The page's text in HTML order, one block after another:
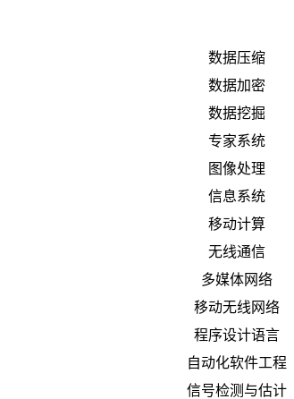
数据压缩
数据加密
数据挖掘
专家系统
图像处理
信息系统
移动计算
无线通信
多媒体网络
移动无线网络
程序设计语言
自动化软件工程
信号检测与估计